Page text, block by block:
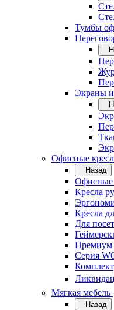
Тумбы
Экраны и
Офисные
Назад
Офисные
Кресла
Кресла
Для
Премиум
Серия
Мягкая мебель
Назад